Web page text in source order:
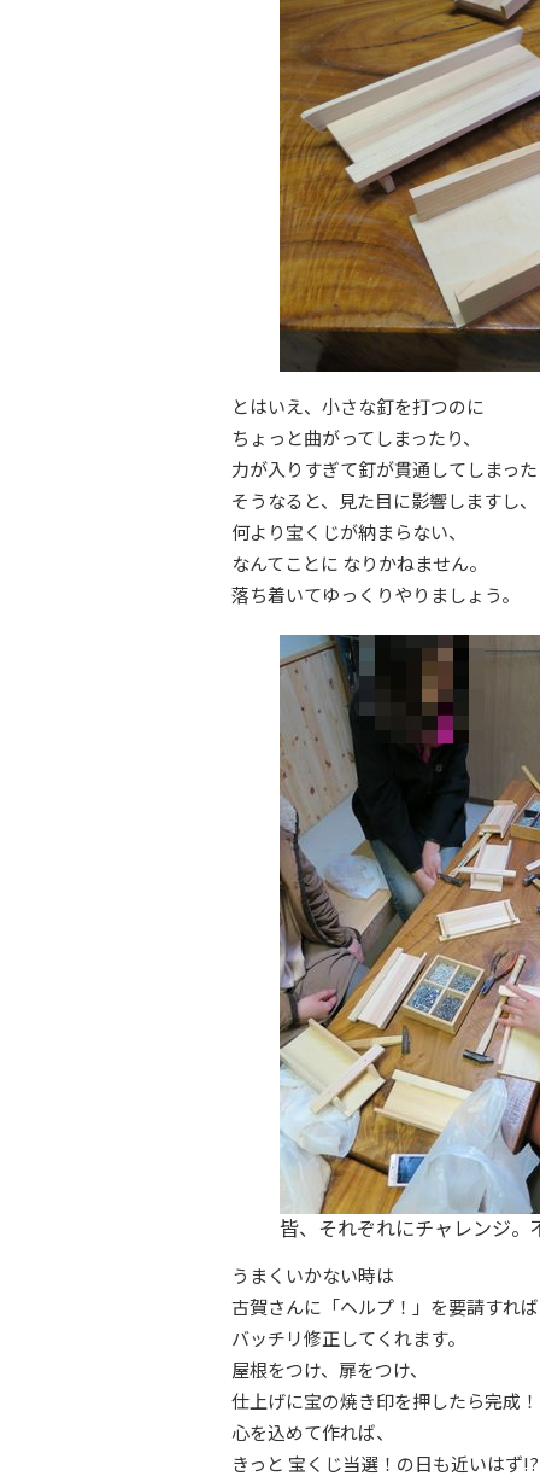
とはいえ、小さな釘を打つのに
ちょっと曲がってしまったり、
力が入りすぎて釘が貫通してしまっ
そうなると、見た目に影響しますし、
何より宝くじが納まらない、
なんてことに なりかねません。
落ち着いてゆっくりやりましょう。
皆、それぞれにチャレンジ
うまくいかない時は
古賀さんに「ヘルプ！」を要請すれば
バッチリ修正してくれます。
屋根をつけ、扉をつけ、
仕上げに宝の焼き印を押したら完成！
心を込めて作れば、
きっと 宝くじ当選！の日も近いはず!?